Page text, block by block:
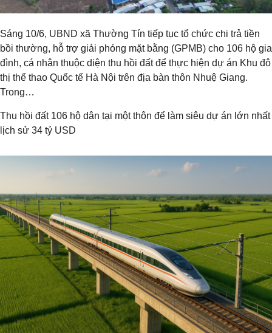
Sáng 10/6, UBND xã Thường Tín tiếp tục tổ chức chi trả tiền
bồi thường, hỗ trợ giải phóng mặt bằng (GPMB) cho 106 hộ gia
đình, cá nhân thuộc diện thu hồi đất để thực hiện dự án Khu đô
thị thể thao Quốc tế Hà Nội trên địa bàn thôn Nhuệ Giang.
Trong…
Thu hồi đất 106 hộ dân tại một thôn để làm siêu dự án lớn nhất
lịch sử 34 tỷ USD